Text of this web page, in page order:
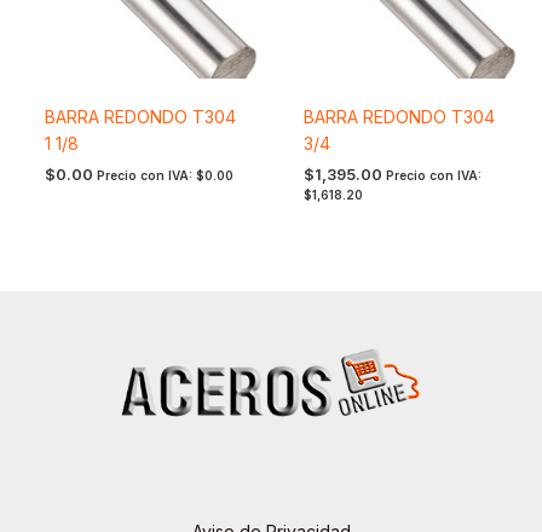
BARRA REDONDO T304
1 1/8
$0.00 Precio con IVA: $0.00
BARRA REDONDO T304
3/4
$1,395.00 Precio con IVA:
$1,618.20